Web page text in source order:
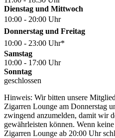
Dienstag und Mittwoch
10:00 - 20:00 Uhr
Donnerstag und Freitag
10:00 - 23:00 Uhr*
Samstag
10:00 - 17:00 Uhr
Sonntag
geschlossen
Hinweis: Wir bitten unsere
Zigarren Lounge am Donnerstag
zwingend anzumelden, damit wir
gewährleisten können. Wenn
Zigarren Lounge ab 20:00 Uhr